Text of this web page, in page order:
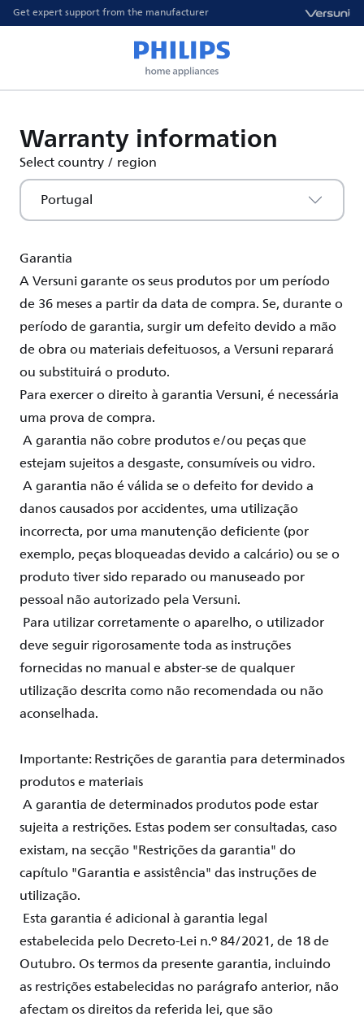
Get expert support from the manufacturer
Warranty information
Select country / region
Portugal
Garantia
AVersunigarante osseusprodutosporumperíodo
de 36 mesesa partir da data de compra. Se, durante o
período degarantia, surgirumdefeitodevidoa mão
de obraou materiaisdefeituosos, aVersuni reparará
ousubstituirá o produto.
ParaexercerodireitoàgarantiaVersuni, énecessária
uma provade compra.
Agarantia nãocobreprodutose/ou peçasque
estejamsujeitosa desgaste,consumíveisouvidro.
Agarantia nãoé válida se odefeitofordevidoa
danos causados poraccidentes, uma utilização
incorrecta, poruma manutençãodeficiente (por
exemplo, peçasbloqueadasdevidoacalcário)ouse o
produtotiversido reparadoou manuseado por
pessoal nãoautorizado pelaVersuni.
Para utilizarcorretamenteoaparelho, o utilizador
deveseguir rigorosamentetoda asinstruções
fornecidas no manual eabster-se dequalquer
utilizaçãodescrita como não recomendadaou não
aconselhada.
Importante:Restriçõesdegarantia para determinados
produtosemateriais
Agarantiade determinadosprodutospode estar
sujeitaa restrições. Estaspodemser consultadas, caso
existam, nasecção "Restriçõesdagarantia" do
capítulo "Garantiaeassistência" dasinstruçõesde
utilização.
Estagarantiaé adicional àgarantia legal
estabelecida pelo Decreto-Lei n.º 84/2021, de 18 de
Outubro. Os termos da presentegarantia, incluindo
asrestriçõesestabelecidasno parágrafo anterior, não
afectamosdireitosda referida lei, quesão